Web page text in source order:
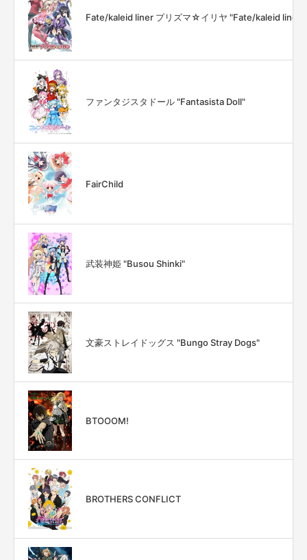
Fate/kaleid liner プリズマ☆イリヤ "Fate/kaleid liner
ファンタジスタドール "Fantasista Doll"
FairChild
武装神姫 "Busou Shinki"
文豪ストレイドッグス "Bungo Stray Dogs"
BTOOOM!
BROTHERS CONFLICT